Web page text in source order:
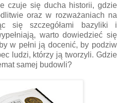
czuje się ducha historii, gdzie
oraz w rozważaniach na
się szczegółami bazyliki i
warto dowiedzieć się
w pełni ją docenić, by podziw
ludzi, którzy ją tworzyli. Gdzie
samej budowli?